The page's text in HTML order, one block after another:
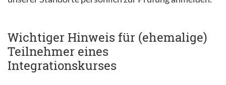
Wichtiger Hinweis für (ehemalige)
Teilnehmer eines
Integrationskurses